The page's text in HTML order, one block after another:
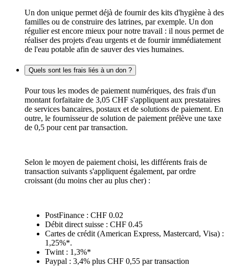
Un don unique permet déjà de fournir des kits d'hygiène à des
familles ou de construire des latrines, par exemple. Un don
régulier est encore mieux pour notre travail : il nous permet de
réaliser des projets d'eau urgents et de fournir immédiatement
de l'eau potable afin de sauver des vies humaines.
Quels sont les frais liés à un don ?
Pour tous les modes de paiement numériques, des frais d'un
montant forfaitaire de 3,05 CHF s'appliquent aux prestataires
de services bancaires, postaux et de solutions de paiement. En
outre, le fournisseur de solution de paiement prélève une taxe
de 0,5 pour cent par transaction.
Selon le moyen de paiement choisi, les différents frais de
transaction suivants s'appliquent également, par ordre
croissant (du moins cher au plus cher) :
PostFinance : CHF 0.02
Débit direct suisse : CHF 0.45
Cartes de crédit (American Express, Mastercard, Visa) :
1,25%*.
Twint : 1,3%*
Paypal : 3,4% plus CHF 0,55 par transaction